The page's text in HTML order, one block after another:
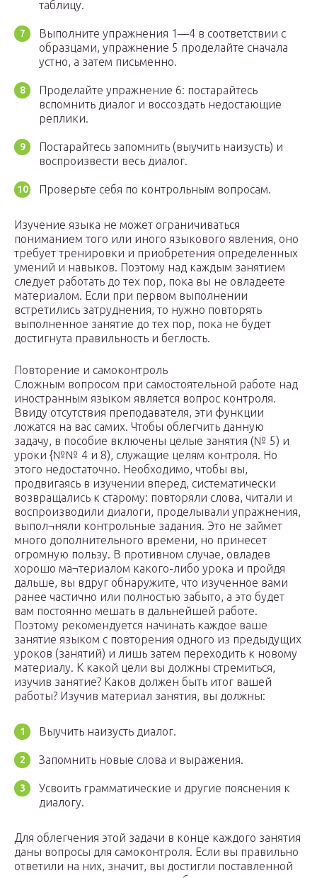
таблицу.
Выполните упражнения 1—4 в соответствии с
образцами, упражнение 5 проделайте сначала
устно, а затем письменно.
Проделайте упражнение 6: постарайтесь
вспомнить диалог и воссоздать недостающие
реплики.
Постарайтесь запомнить (выучить наизусть) и
воспроизвести весь диалог.
Проверьте себя по контрольным вопросам.
Изучение языка не может ограничиваться
пониманием того или иного языкового явления, оно
требует тренировки и приобретения определенных
умений и навыков. Поэтому над каждым занятием
следует работать до тех пор, пока вы не овладеете
материалом. Если при первом выполнении
встретились затруднения, то нужно повторять
выполненное занятие до тех пор, пока не будет
достигнута правильность и беглость.
Повторение и самоконтроль
Сложным вопросом при самостоятельной работе над
иностранным языком является вопрос контроля.
Ввиду отсутствия преподавателя, эти функции
ложатся на вас самих. Чтобы облегчить данную
задачу, в пособие включены целые занятия (№ 5) и
уроки {№№ 4 и 8), служащие целям контроля. Но
этого недостаточно. Необходимо, чтобы вы,
продвигаясь в изучении вперед, систематически
возвращались к старому: повторяли слова, читали и
воспроизводили диалоги, проделывали упражнения,
выпол¬няли контрольные задания. Это не займет
много дополнительного времени, но принесет
огромную пользу. В противном случае, овладев
хорошо ма¬териалом какого-либо урока и пройдя
дальше, вы вдруг обнаружите, что изученное вами
ранее частично или полностью забыто, а это будет
вам постоянно мешать в дальнейшей работе.
Поэтому рекомендуется начинать каждое ваше
занятие языком с повторения одного из предыдущих
уроков (занятий) и лишь затем переходить к новому
материалу. К какой цели вы должны стремиться,
изучив занятие? Каков должен быть итог вашей
работы? Изучив материал занятия, вы должны:
Выучить наизусть диалог.
Запомнить новые слова и выражения.
Усвоить грамматические и другие пояснения к
диалогу.
Для облегчения этой задачи в конце каждого занятия
даны вопросы для самоконтроля. Если вы правильно
ответили на них, значит, вы достигли поставленной